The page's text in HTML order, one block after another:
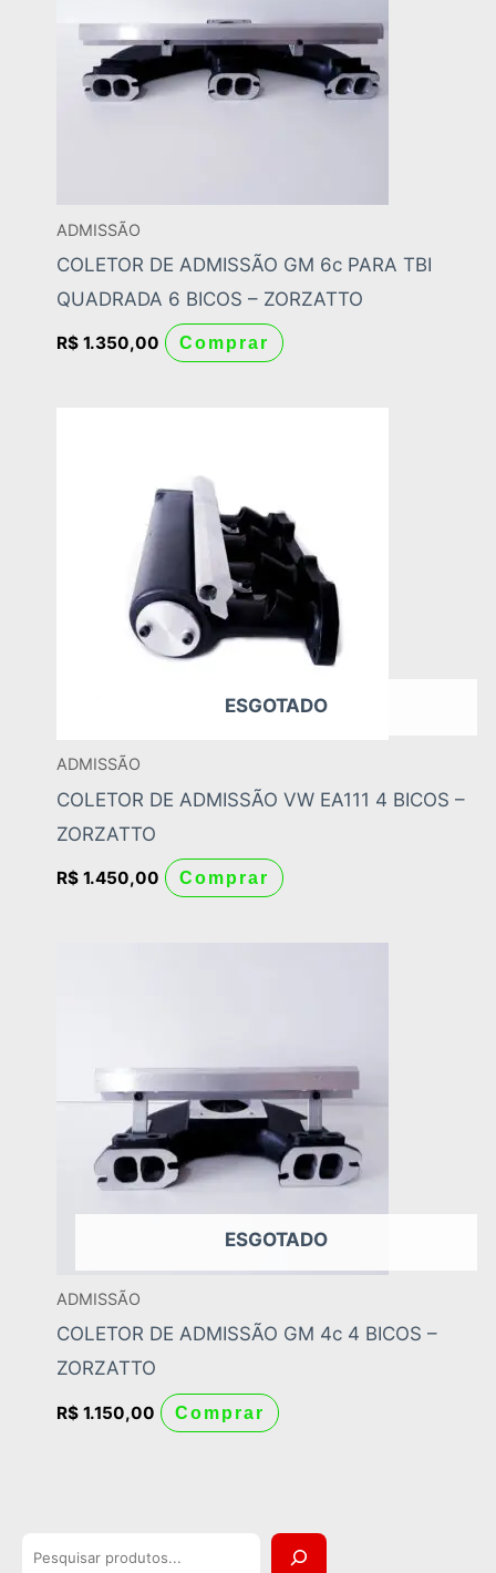
ADMISSÃO
COLETOR DE ADMISSÃO GM 6c PARA TBI
QUADRADA 6 BICOS – ZORZATTO
R$ 1.350,00 Comprar
ESGOTADO
ADMISSÃO
COLETOR DE ADMISSÃO VW EA111 4 BICOS –
ZORZATTO
R$ 1.450,00 Comprar
ESGOTADO
ADMISSÃO
COLETOR DE ADMISSÃO GM 4c 4 BICOS –
ZORZATTO
R$ 1.150,00 Comprar